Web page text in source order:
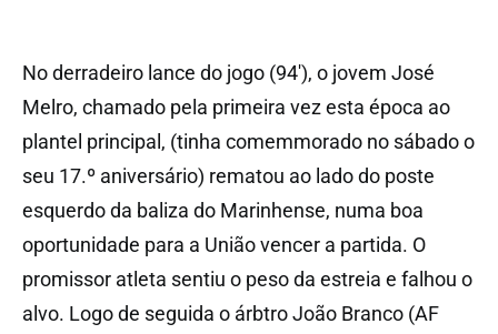
No derradeiro lance do jogo (94′), o jovem José
Melro, chamado pela primeira vez esta época ao
plantel principal, (tinha comemmorado no sábado o
seu 17.º aniversário) rematou ao lado do poste
esquerdo da baliza do Marinhense, numa boa
oportunidade para a União vencer a partida. O
promissor atleta sentiu o peso da estreia e falhou o
alvo. Logo de seguida o árbtro João Branco (AF